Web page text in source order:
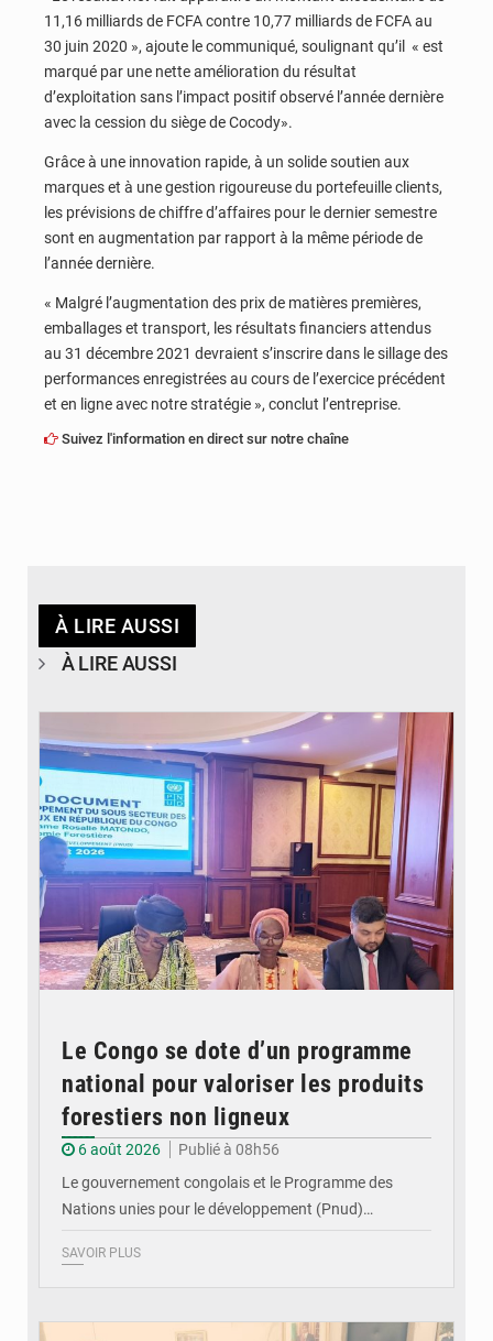
11,16 milliards de FCFA contre 10,77 milliards de FCFA au
30 juin 2020 », ajoute le communiqué, soulignant qu’il « est
marqué par une nette amélioration du résultat
d’exploitation sans l’impact positif observé l’année dernière
avec la cession du siège de Cocody».
Grâce à une innovation rapide, à un solide soutien aux
marques et à une gestion rigoureuse du portefeuille clients,
les prévisions de chiffre d’affaires pour le dernier semestre
sont en augmentation par rapport à la même période de
l’année dernière.
« Malgré l’augmentation des prix de matières premières,
emballages et transport, les résultats financiers attendus
au 31 décembre 2021 devraient s’inscrire dans le sillage des
performances enregistrées au cours de l’exercice précédent
et en ligne avec notre stratégie », conclut l’entreprise.
Suivez l'information en direct sur notre chaîne
À LIRE AUSSI
À LIRE AUSSI
Le Congo se dote d’un programme
national pour valoriser les produits
forestiers non ligneux
6 août 2026
Publié à 08h56
Le gouvernement congolais et le Programme des
Nations unies pour le développement (Pnud)…
SAVOIR PLUS